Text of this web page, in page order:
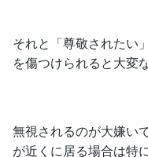
それと「尊敬されたい
を傷つけられると大変
無視されるのが大嫌い
が近くに居る場合は特